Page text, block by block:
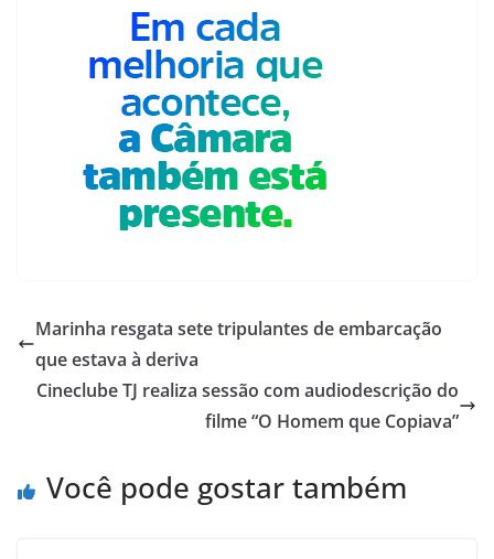
Marinha resgata sete tripulantes de embarcação
que estava à deriva
Cineclube TJ realiza sessão com audiodescrição do
filme “O Homem que Copiava”
Você pode gostar também